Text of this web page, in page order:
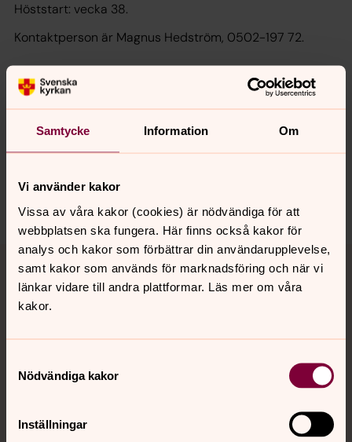
Samtycke Information Om
Vi använder kakor
Vissa av våra kakor (cookies) är nödvändiga för att
webbplatsen ska fungera. Här finns också kakor för
analys och kakor som förbättrar din användarupplevelse,
samt kakor som används för marknadsföring och när vi
länkar vidare till andra plattformar. Läs mer om våra
kakor.
Nödvändiga kakor
Inställningar
Höststart: vecka 38.
Kontaktperson är Magnus Hedström, 0502-197 72.
Senast ändrad 16 juni 2026
Synpunkter eller frågor på sidans
Tillbaka till toppen
Tillbaka till innehållet
Kalender